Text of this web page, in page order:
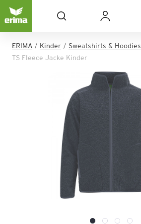
ERIMA Kinder
Sweatshirts & Hoodies
TS Fleece Jacke Kinder